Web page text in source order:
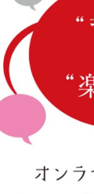
ゲーム・サービス開発
書籍・雑誌出版
ーシャルグッド